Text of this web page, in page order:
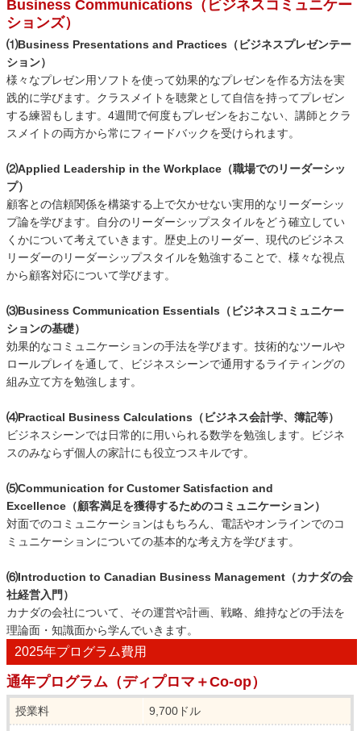
Business Communications（ビジネスコミュニケー
ションズ）
⑴Business Presentations and Practices（ビジネスプレゼンテー
ション）
様々なプレゼン用ソフトを使って効果的なプレゼンを作る方法を実
践的に学びます。クラスメイトを聴衆として自信を持ってプレゼン
する練習もします。4週間で何度もプレゼンをおこない、講師とクラ
スメイトの両方から常にフィードバックを受けられます。
⑵Applied Leadership in the Workplace（職場でのリーダーシッ
プ）
顧客との信頼関係を構築する上で欠かせない実用的なリーダーシッ
プ論を学びます。自分のリーダーシップスタイルをどう確立してい
くかについて考えていきます。歴史上のリーダー、現代のビジネス
リーダーのリーダーシップスタイルを勉強することで、様々な視点
から顧客対応について学びます。
⑶Business Communication Essentials（ビジネスコミュニケー
ションの基礎）
効果的なコミュニケーションの手法を学びます。技術的なツールや
ロールプレイを通して、ビジネスシーンで通用するライティングの
組み立て方を勉強します。
⑷Practical Business Calculations（ビジネス会計学、簿記等）
ビジネスシーンでは日常的に用いられる数学を勉強します。ビジネ
スのみならず個人の家計にも役立つスキルです。
⑸Communication for Customer Satisfaction and
Excellence（顧客満足を獲得するためのコミュニケーション）
対面でのコミュニケーションはもちろん、電話やオンラインでのコ
ミュニケーションについての基本的な考え方を学びます。
⑹Introduction to Canadian Business Management（カナダの会
社経営入門）
カナダの会社について、その運営や計画、戦略、維持などの手法を
理論面・知識面から学んでいきます。
2025年プログラム費用
通年プログラム（ディプロマ＋Co-op）
授業料 9,700ドル